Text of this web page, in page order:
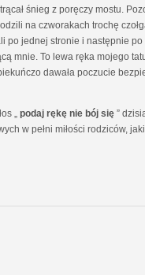
śnieg z poręczy mostu.
na czworakach trochę
po jednej stronie i następnie
mnie. To lewa ręka mojego
dawała poczucie
„ podaj rękę nie bój się ”
w pełni miłości rodziców,